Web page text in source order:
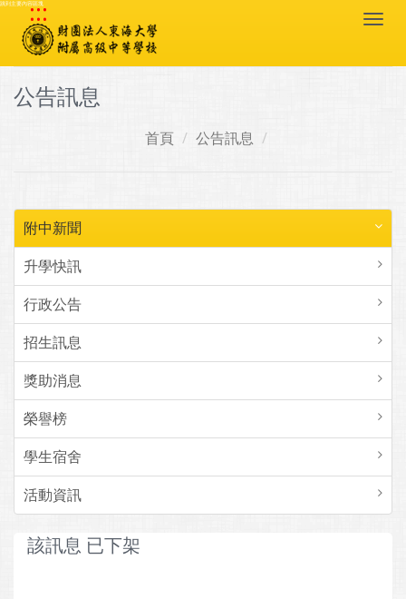
跳到主要內容區塊
:::
公告訊息
首頁 公告訊息
附中新聞
升學快訊
行政公告
招生訊息
獎助消息
榮譽榜
學生宿舍
活動資訊
該訊息 已下架